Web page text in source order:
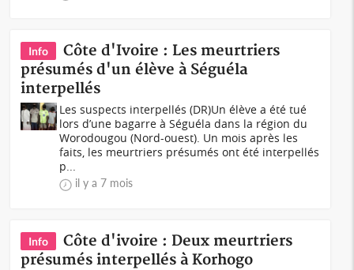
Info
Côte d'Ivoire : Les meurtriers
présumés d'un élève à Séguéla
interpellés
Les suspects interpellés (DR)Un élève a été tué
lors d’une bagarre à Séguéla dans la région du
Worodougou (Nord-ouest). Un mois après les
faits, les meurtriers présumés ont été interpellés
p...
il y a 7 mois
Info
Côte d'ivoire : Deux meurtriers
présumés interpellés à Korhogo